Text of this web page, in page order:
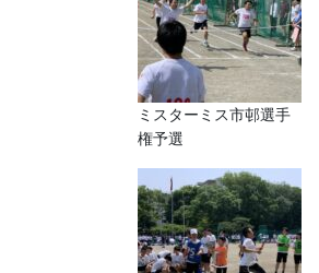
ミスターミス市邨選手
権予選